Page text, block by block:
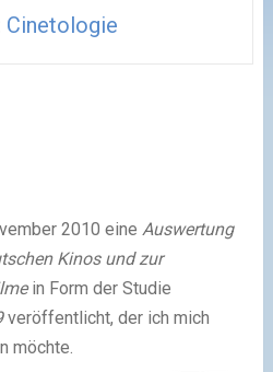
Cinetologie
2010 eine Auswertung
Kinos und zur
in Form der Studie
veröffentlicht, der ich mich
möchte.